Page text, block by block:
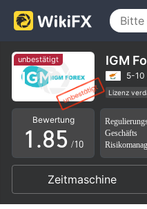
unbestätigt IGM
5-10
Lizenz
Hohes
Bewertung
0
1
2
3
.
4
5
6
7
8
9
1
2
3
4
5
6
7
/10
Geschäfts
Zeitmaschine